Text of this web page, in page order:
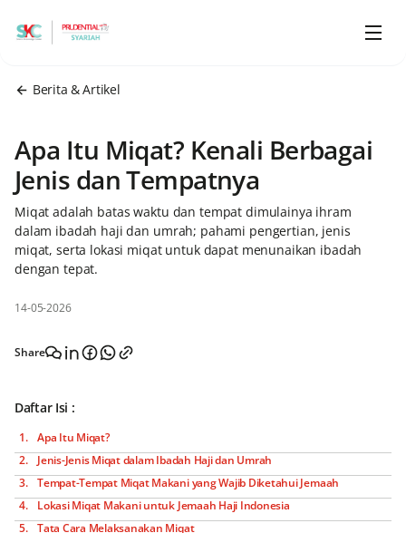
Berita & Artikel
Apa Itu Miqat? Kenali Berbagai
Jenis dan Tempatnya
Miqat adalah batas waktu dan tempat dimulainya ihram
dalam ibadah haji dan umrah; pahami pengertian, jenis
miqat, serta lokasi miqat untuk dapat menunaikan ibadah
dengan tepat.
14-05-2026
Share
Daftar Isi :
Apa Itu Miqat?
Jenis-Jenis Miqat dalam Ibadah Haji dan Umrah
Tempat-Tempat Miqat Makani yang Wajib Diketahui Jemaah
Lokasi Miqat Makani untuk Jemaah Haji Indonesia
Tata Cara Melaksanakan Miqat